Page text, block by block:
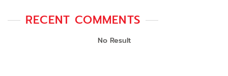
RECENT COMMENTS
No Result